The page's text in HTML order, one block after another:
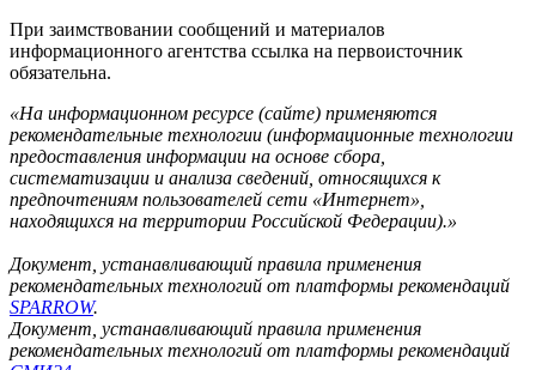
При заимствовании сообщений и материалов
информационного агентства ссылка на первоисточник
обязательна.
«На информационном ресурсе (сайте) применяются
рекомендательные технологии (информационные технологии
предоставления информации на основе сбора,
систематизации и анализа сведений, относящихся к
предпочтениям пользователей сети «Интернет»,
находящихся на территории Российской Федерации).»
Документ, устанавливающий правила применения
рекомендательных технологий от платформы рекомендаций
SPARROW.
Документ, устанавливающий правила применения
рекомендательных технологий от платформы рекомендаций